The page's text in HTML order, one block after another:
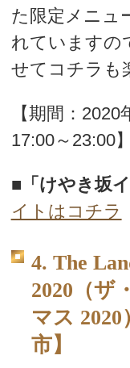
た限定メニュ
れていますの
せてコチラも
【期間：
17:00～23:00】
■ 「けやき坂
イトはコチラ
4. The
2020（ザ
マス
市】